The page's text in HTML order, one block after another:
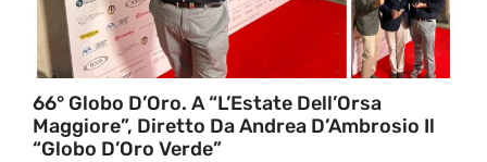
66° Globo D’Oro. A “L’Estate Dell’Orsa
Maggiore”, Diretto Da Andrea D’Ambrosio Il
“Globo D’Oro Verde”